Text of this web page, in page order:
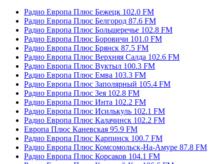
Радио Европа Плюс Бежецк 102.0 FM
Радио Европа Плюс Белгород 87.6 FM
Радио Европа Плюс Большеречье 102.8 FM
Радио Европа Плюс Боровичи 101.0 FM
Радио Европа Плюс Брянск 87.5 FM
Радио Европа Плюс Верхняя Салда 102.6 FM
Радио Европа Плюс Вуктыл 100.3 FM
Радио Европа Плюс Емва 103.3 FM
Радио Европа Плюс Заполярный 105.4 FM
Радио Европа Плюс Зея 102.8 FM
Радио Европа Плюс Инта 102.2 FM
Радио Европа Плюс Исилькуль 102.1 FM
Радио Европа Плюс Калачинск 102.2 FM
Европа Плюс Каневская 95.9 FM
Радио Европа Плюс Карпинск 100.7 FM
Радио Европа Плюс Комсомольск-На-Амуре 87.8 FM
Радио Европа Плюс Корсаков 104.1 FM